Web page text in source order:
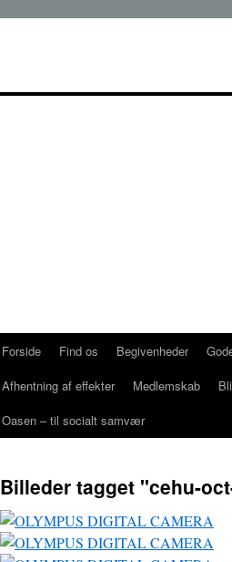
Forside Find os Begivenheder
Afhentning af effekter
Medlemskab
Oasen – til socialt samvær
Billeder tagget "cehu-